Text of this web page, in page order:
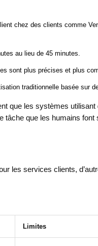
chez des clients comme
au lieu de 45 minutes.
sont plus précises et plus
traditionnelle basée sur
que les systèmes utilisant
que les humains font
les services clients,
Limites